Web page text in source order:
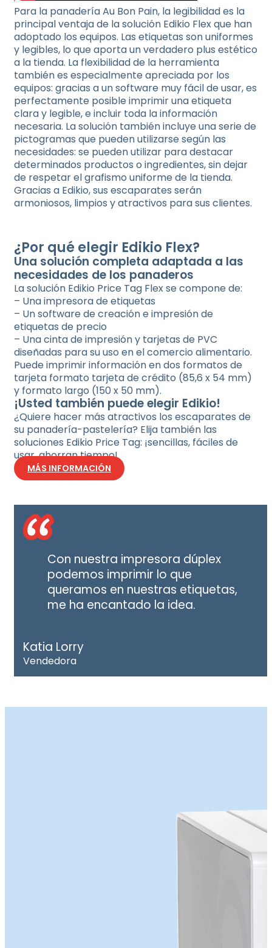
Para la panadería Au Bon Pain, la legibilidad es la
principal ventaja de la solución Edikio Flex que han
adoptado los equipos. Las etiquetas son uniformes
y legibles, lo que aporta un verdadero plus estético
a la tienda. La flexibilidad de la herramienta
también es especialmente apreciada por los
equipos: gracias a un software muy fácil de usar, es
perfectamente posible imprimir una etiqueta
clara y legible, e incluir toda la información
necesaria. La solución también incluye una serie de
pictogramas que pueden utilizarse según las
necesidades: se pueden utilizar para destacar
determinados productos o ingredientes, sin dejar
de respetar el grafismo uniforme de la tienda.
Gracias a Edikio, sus escaparates serán
armoniosos, limpios y atractivos para sus clientes.
¿Por qué elegir Edikio Flex?
Una solución completa adaptada a las
necesidades de los panaderos
La solución Edikio Price Tag Flex se compone de:
– Una impresora de etiquetas
– Un software de creación e impresión de
etiquetas de precio
– Una cinta de impresión y tarjetas de PVC
diseñadas para su uso en el comercio alimentario.
Puede imprimir información en dos formatos de
tarjeta formato tarjeta de crédito (85,6 x 54 mm)
y formato largo (150 x 50 mm).
¡Usted también puede elegir Edikio!
¿Quiere hacer más atractivos los escaparates de
su panadería-pastelería? Elija también las
soluciones Edikio Price Tag: ¡sencillas, fáciles de
usar, ahorran tiempo!
MÁS INFORMACIÓN
Con nuestra impresora dúplex
podemos imprimir lo que
queramos en nuestras etiquetas,
me ha encantado la idea.
Katia Lorry
Vendedora